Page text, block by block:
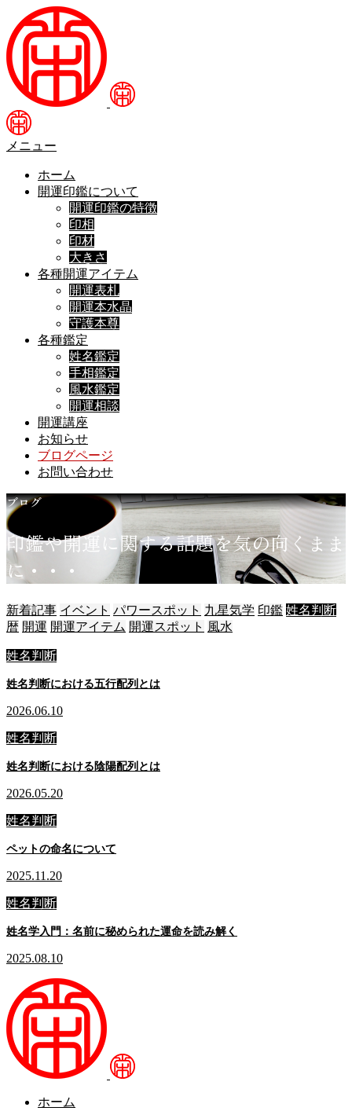
メニュー
ホーム
開運印鑑について
開運印鑑の特徴
印相
印材
大きさ
各種開運アイテム
開運表札
開運本水晶
守護本尊
各種鑑定
姓名鑑定
手相鑑定
風水鑑定
開運相談
開運講座
お知らせ
ブログページ
お問い合わせ
ブログ
印鑑や開運に関する話題を気の向 く ま ま
に ・ ・ ・
新着記事 イベント パワースポット 九星気学 印鑑 姓名判断
暦 開運 開運アイテム 開運スポット 風水
姓名判断
姓名判断における五行配列とは
2026.06.10
姓名判断
姓名判断における陰陽配列とは
2026.05.20
姓名判断
ペットの命名について
2025.11.20
姓名判断
姓名学入門：名前に秘められた運命を読み解く
2025.08.10
ホーム